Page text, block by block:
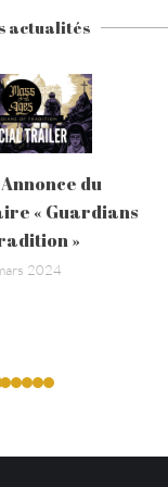
actualités
du
« Guardians
»
2024